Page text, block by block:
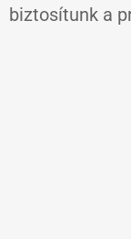
biztosítunk a